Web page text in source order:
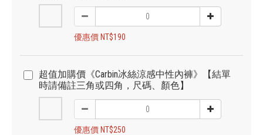
優惠價 NT$190
超值加購價《Carbin冰絲涼感中性內褲》【結單
時請備註三角或四角，尺碼、顏色】
優惠價 NT$250